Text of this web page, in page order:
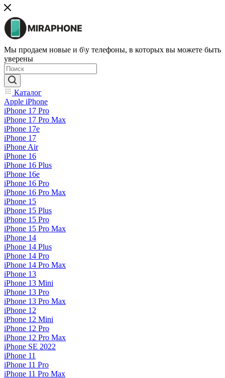
Мы продаем новые и б\у телефоны, в которых вы можете быть
уверены
Каталог
Apple iPhone
iPhone 17 Pro
iPhone 17 Pro Max
iPhone 17e
iPhone 17
iPhone Air
iPhone 16
iPhone 16 Plus
iPhone 16e
iPhone 16 Pro
iPhone 16 Pro Max
iPhone 15
iPhone 15 Plus
iPhone 15 Pro
iPhone 15 Pro Max
iPhone 14
iPhone 14 Plus
iPhone 14 Pro
iPhone 14 Pro Max
iPhone 13
iPhone 13 Mini
iPhone 13 Pro
iPhone 13 Pro Max
iPhone 12
iPhone 12 Mini
iPhone 12 Pro
iPhone 12 Pro Max
iPhone SE 2022
iPhone 11
iPhone 11 Pro
iPhone 11 Pro Max